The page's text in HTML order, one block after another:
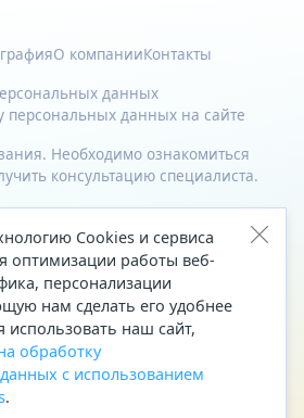
О компанииКонтакты
данных
персональных данных на сайте
Необходимо ознакомиться
консультацию специалиста.
защищены.
д. 19 (вход в здание со стороны
директора
60-31
Cookies и сервиса
оптимизации работы веб-
персонализации
нам сделать его удобнее
использовать наш сайт,
обработку
с использованием
.